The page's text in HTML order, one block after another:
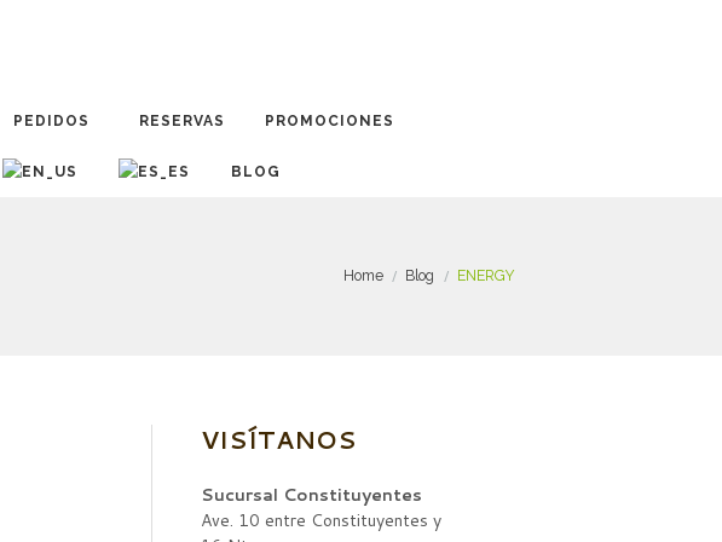
PEDIDOS RESERVAS PROMOCIONES
BLOG
Home Blog ENERGY
VISÍTANOS
Sucursal Constituyentes
Ave. 10 entre Constituyentes y